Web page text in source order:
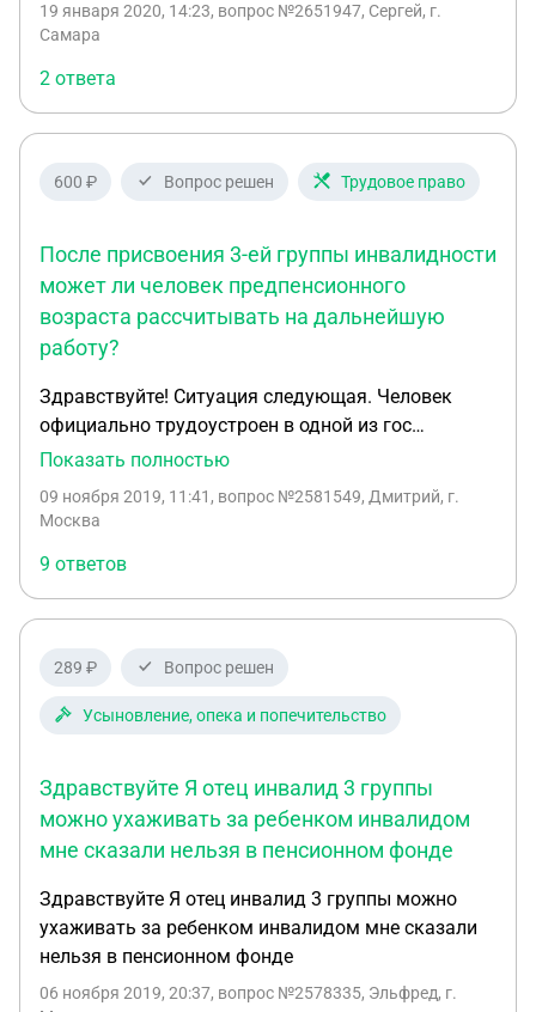
19 января 2020, 14:23, вопрос №2651947, Сергей, г.
Самара
2 ответа
600 ₽ Вопрос решен Трудовое право
После присвоения 3-ей группы инвалидности
может ли человек предпенсионного
возраста рассчитывать на дальнейшую
работу?
Здравствуйте! Ситуация следующая. Человек
официально трудоустроен в одной из гос
структур. По состоянию здоровья он 7 месяцев
присвоили 3 группу инвалидности, и на данный
На работу за этот период не выходил. Только
отвозил больничные листы. После
госпитализации ему надо будет либо выходить на
больничный, то тут вопросов нет, организация
ему никаких санкций применить не сможет, а вот
Еще одна деталь - он попадает в категорию
предпенсионного возраста, соответственно, по
новому законодательству, его не могут уволить...
Показать полностью
09 ноября 2019, 11:41 , вопрос №2581549, Дмитрий, г.
Москва
9 ответов
289 ₽ Вопрос решен
Усыновление, опека и попечительство
Здравствуйте Я отец инвалид 3 группы
можно ухаживать за ребенком инвалидом
мне сказали нельзя в пенсионном фонде
Здравствуйте Я отец инвалид 3 группы можно
ухаживать за ребенком инвалидом мне сказали
нельзя в пенсионном фонде
06 ноября 2019, 20:37, вопрос №2578335, Эльфред, г.